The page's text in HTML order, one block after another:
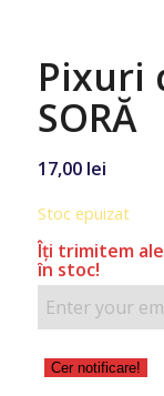
Pixuri
SORĂ
17,00 lei
Stoc epuizat
Îţi trimitem
în stoc!
Cer notificare!